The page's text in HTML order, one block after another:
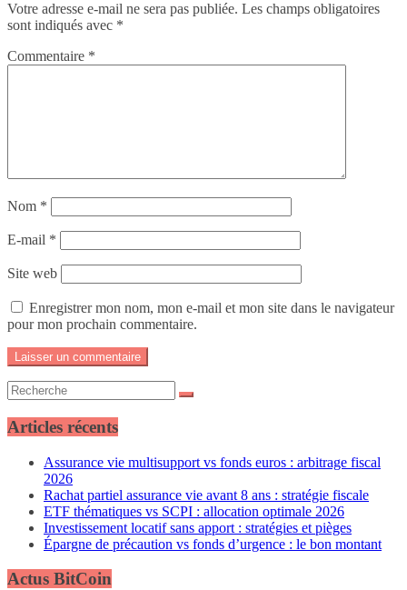
Votre adresse e-mail ne sera pas publiée. Les champs obligatoires
sont indiqués avec *
Commentaire *
Nom *
E-mail *
Site web
Enregistrer mon nom, mon e-mail et mon site dans le navigateur
pour mon prochain commentaire.
Articles récents
Assurance vie multisupport vs fonds euros : arbitrage fiscal
2026
Rachat partiel assurance vie avant 8 ans : stratégie fiscale
ETF thématiques vs SCPI : allocation optimale 2026
Investissement locatif sans apport : stratégies et pièges
Épargne de précaution vs fonds d’urgence : le bon montant
Actus BitCoin